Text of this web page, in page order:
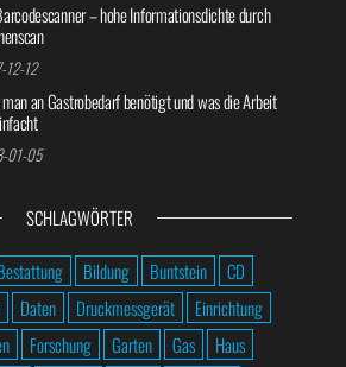
– hohe Informationsdichte durch
12-12
an Gastrobedarf benötigt und was die Arbeit
01-05
SCHLAGWÖRTER
Bildung Buntstein
CD
Daten Druckmessgerät
Einrichtung
Forschung Garten Gas
Haus